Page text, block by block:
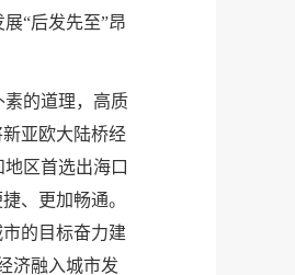
“后发先至”昂
的道理，高质
亚欧大陆桥经
区首选出海口
、更加畅通。
的目标奋力建
济融入城市发